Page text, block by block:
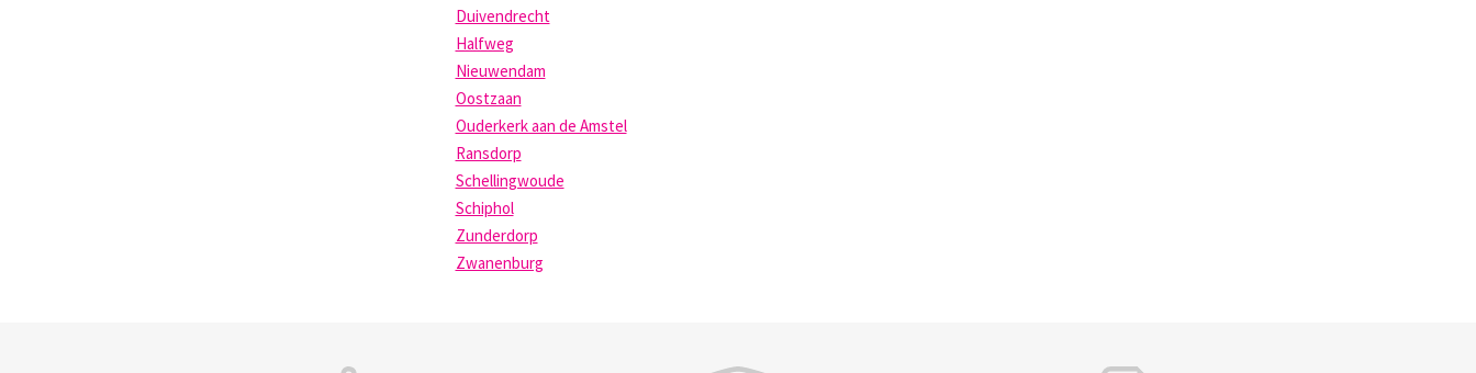
Duivendrecht
Halfweg
Nieuwendam
Oostzaan
Ouderkerk aan de Amstel
Ransdorp
Schellingwoude
Schiphol
Zunderdorp
Zwanenburg